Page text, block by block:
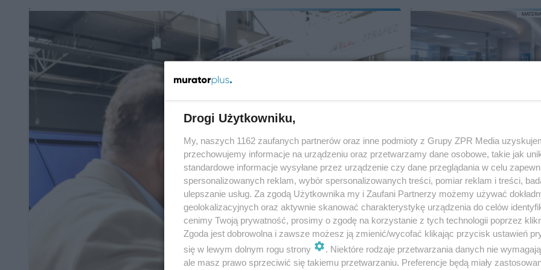
Dlaczego przy
oświetlenia nie
kierować się
ceną?
Drogi Użytkowniku,
My, naszych 1162 zaufanych partnerów oraz inne podmioty z Grupy ZPR Media
przechowujemy informacje na urządzeniu oraz przetwarzamy dane osobowe, takie jak
standardowe informacje wysyłane przez urządzenie czy dane przeglądania w celu
spersonalizowanych reklam, wybór spersonalizowanych treści, pomiar reklam i treści,
ulepszanie usług. Za zgodą Użytkownika my i Zaufani Partnerzy możemy używać
geolokalizacyjnych oraz aktywnie skanować charakterystykę urządzenia do celów
cenimy Twoją prywatność, prosimy o zgodę na korzystanie z tych technologii poprzez
Zgoda jest dobrowolna i zawsze możesz ją zmienić/wycofać klikając przycisk ustawień
się w lewym dolnym rogu strony
. Niektóre rodzaje przetwarzania danych nie
ale masz prawo sprzeciwić się takiemu przetwarzaniu. Preferencje będą miały